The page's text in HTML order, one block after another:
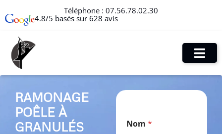
Téléphone : 07.56.78.02.30
4.8/5 basés sur 628 avis
RAMONAGE
POÊLE À
GRANULÉS
Nom *